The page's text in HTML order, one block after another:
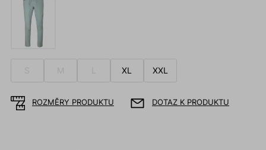
S M XL XXL
ROZMĚRY PRODUKTU DOTAZ K PRODUKTU